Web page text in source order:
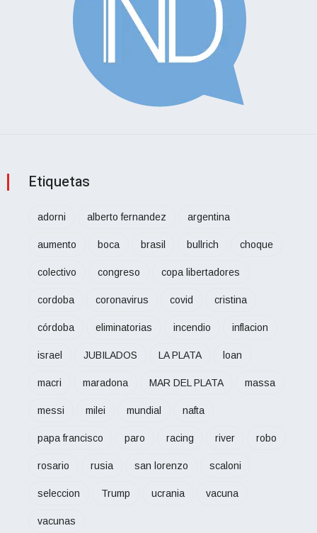
Etiquetas
adorni alberto fernandez argentina
aumento boca brasil bullrich choque
colectivo congreso copa libertadores
cordoba coronavirus covid cristina
córdoba eliminatorias incendio inflacion
israel JUBILADOS LA PLATA loan
macri maradona MAR DEL PLATA massa
messi milei mundial nafta
papa francisco paro racing river robo
rosario rusia san lorenzo scaloni
seleccion Trump ucrania vacuna
vacunas